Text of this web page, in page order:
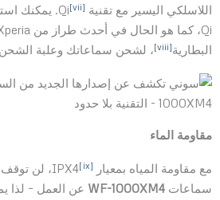
اللاسلكي اليسير مع تقنية Qi [vii]
. يمكنك
البطارية[viii] ، لشحن سماعاتك وعلبة
مقاومة الماء
مع مقاومة المياه بمعيار IPX4 [ix]
، لن
سماعات WF-1000XM4 عن العمل – لذا